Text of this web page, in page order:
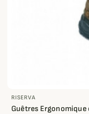
RISERVA
Guêtres